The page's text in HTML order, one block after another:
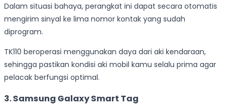
Dalam situasi bahaya, perangkat ini dapat secara otomatis
mengirim sinyal ke lima nomor kontak yang sudah
diprogram.
TK110 beroperasi menggunakan daya dari aki kendaraan,
sehingga pastikan kondisi aki mobil kamu selalu prima agar
pelacak berfungsi optimal.
3. Samsung Galaxy Smart Tag